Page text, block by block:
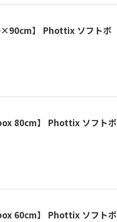
】 Phottix ソフトボ
80cm】 Phottix ソフトボ
60cm】 Phottix ソフトボ